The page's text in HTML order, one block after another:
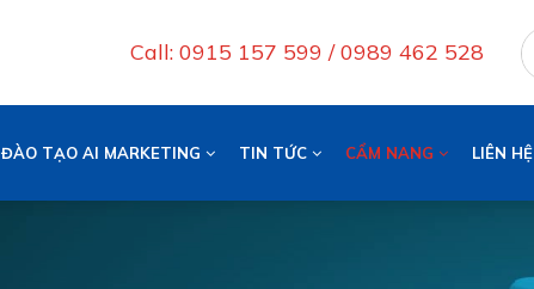
Call: 0915 157 599 / 0989 462 528
ĐÀO TẠO AI MARKETING TIN TỨC CẨM NANG LIÊN HỆ